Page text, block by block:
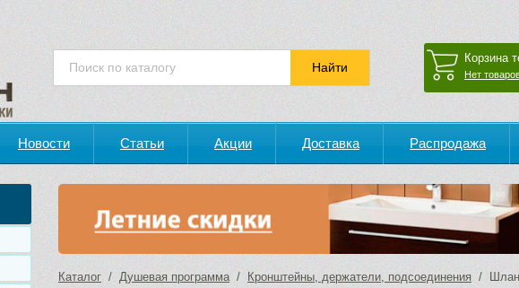
Корзина
Нет
Новости Статьи Акции Доставка Распродажа
Каталог / Душевая программа/ Кронштейны, держатели, подсоединения /